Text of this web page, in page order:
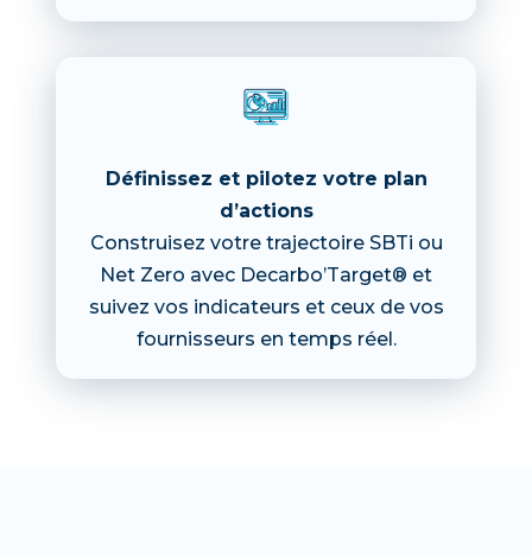
Définissez et pilotez votre plan
d’actions
Construisez votre trajectoire SBTi ou
Net Zero avec Decarbo’Target® et
suivez vos indicateurs et ceux de vos
fournisseurs en temps réel.